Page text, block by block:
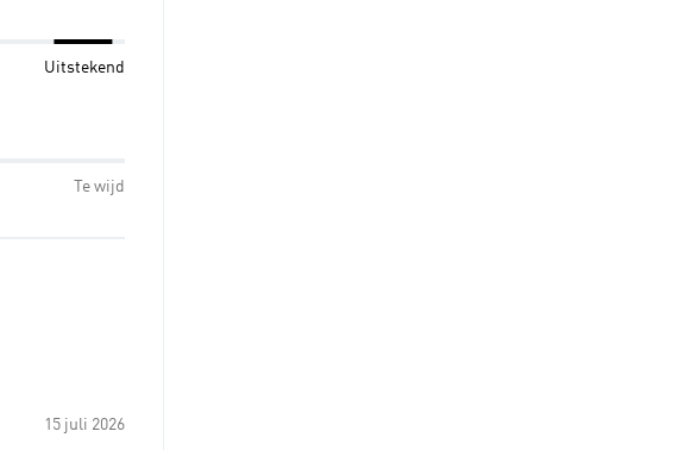
Uitstekend
Te wijd
15 juli 2026